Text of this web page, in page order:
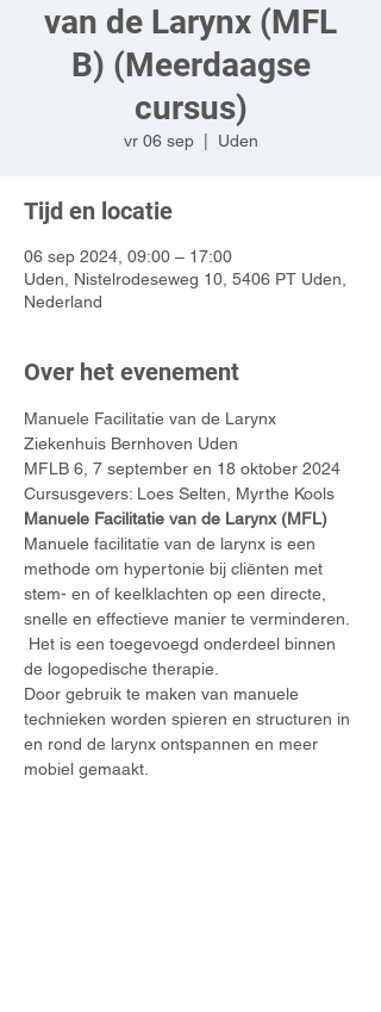
van de Larynx (MFL
B) (Meerdaagse
cursus)
vr 06 sep
  |
Uden
Tijd en locatie
06 sep 2024, 09:00 – 17:00
Uden, Nistelrodeseweg 10, 5406 PT Uden,
Nederland
Over het evenement
Manuele Facilitatie van de Larynx
Ziekenhuis Bernhoven Uden
MFLB 6, 7 september en 18 oktober 2024
Cursusgevers: Loes Selten, Myrthe Kools
Manuele Facilitatie van de Larynx (MFL)
Manuele facilitatie van de larynx is een
methode om hypertonie bij cliënten met
stem- en of keelklachten op een directe,
snelle en effectieve manier te verminderen.
Het is een toegevoegd onderdeel binnen
de logopedische therapie.
Door gebruik te maken van manuele
technieken worden spieren en structuren in
en rond de larynx ontspannen en meer
mobiel gemaakt.